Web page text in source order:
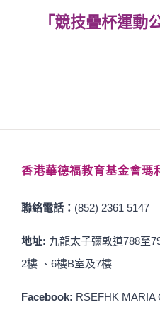
「競技疊杯運動
香港華德福教育基金會瑪
聯絡電話： (852) 2361 5147
地址: 九龍太子彌敦道788至
2樓 、6樓B室及7樓
Facebook: RSEFHK MARIA